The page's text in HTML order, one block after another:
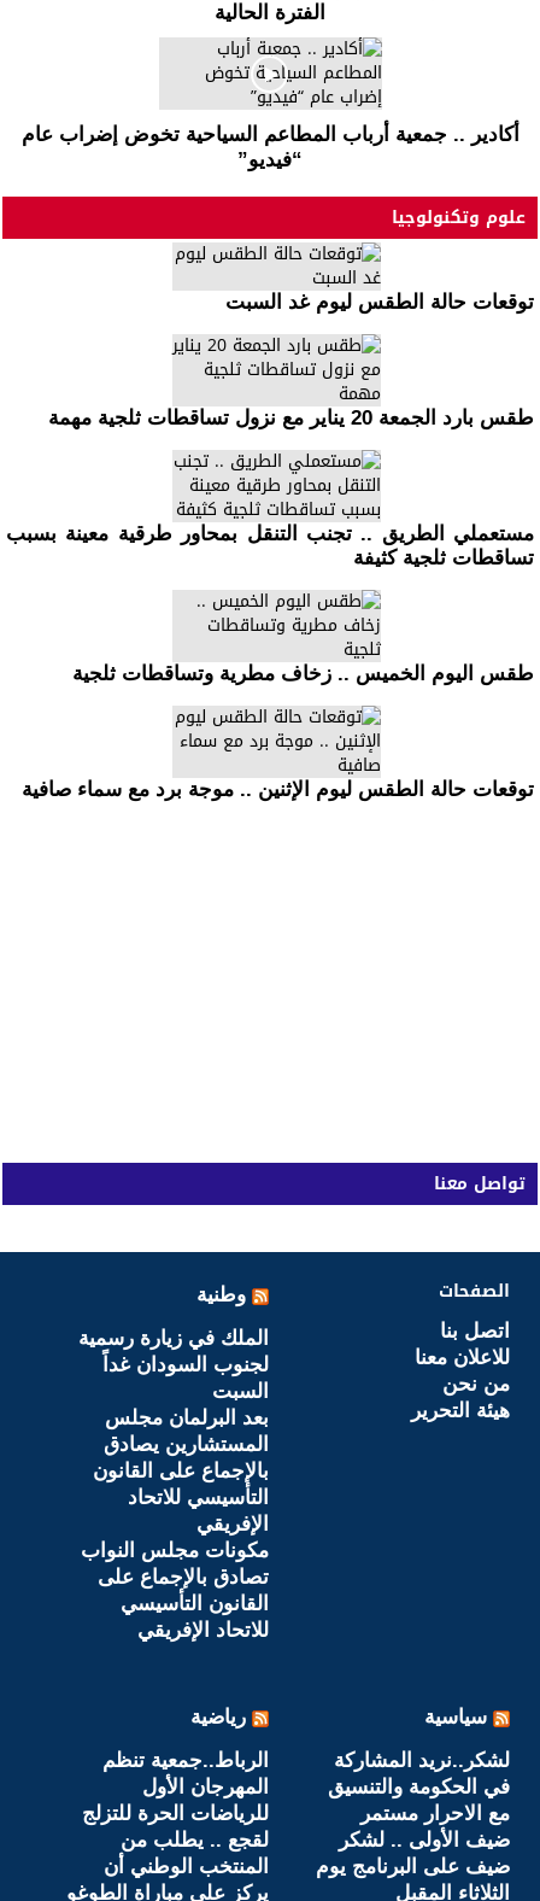
الفترة الحالية
أكادير .. جمعية أرباب المطاعم السياحية تخوض إضراب عام
“فيديو”
علوم وتكنولوجيا
توقعات حالة الطقس ليوم غد السبت
طقس بارد الجمعة 20 يناير مع نزول تساقطات ثلجية مهمة
مستعملي الطريق .. تجنب التنقل بمحاور طرقية معينة بسبب
تساقطات ثلجية كثيفة
طقس اليوم الخميس .. زخاف مطرية وتساقطات ثلجية
توقعات حالة الطقس ليوم الإثنين .. موجة برد مع سماء صافية
تواصل معنا
الصفحات
اتصل بنا
للاعلان معنا
من نحن
هيئة التحرير
وطنية
الملك في زيارة رسمية
لجنوب السودان غداً
السبت
بعد البرلمان مجلس
المستشارين يصادق
بالإجماع على القانون
التأسيسي للاتحاد
الإفريقي
مكونات مجلس النواب
تصادق بالإجماع على
القانون التأسيسي
للاتحاد الإفريقي
سياسية
لشكر..نريد المشاركة
في الحكومة والتنسيق
مع الاحرار مستمر
ضيف الأولى .. لشكر
ضيف على البرنامج يوم
الثلاثاء المقبل
رياضية
الرباط..جمعية تنظم
المهرجان الأول
للرياضات الحرة للتزلج
لقجع .. يطلب من
المنتخب الوطني أن
يركز على مباراة الطوغو